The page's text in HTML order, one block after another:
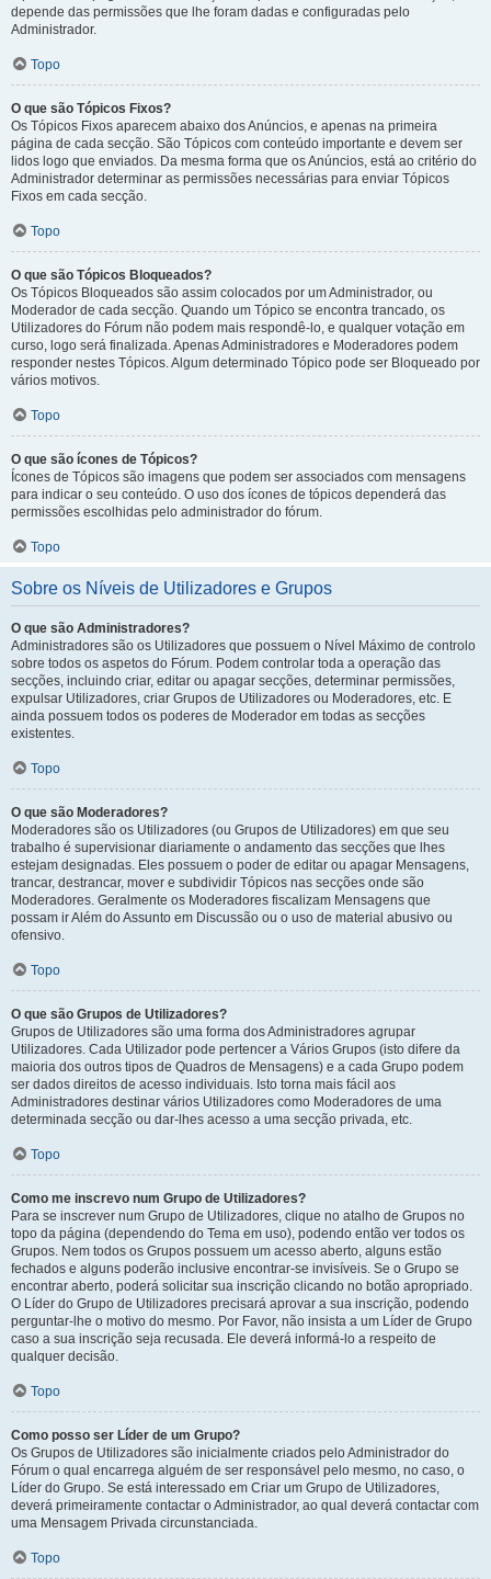
depende das permissões que lhe foram dadas e configuradas pelo
Administrador.
Topo
O que são Tópicos Fixos?
Os Tópicos Fixos aparecem abaixo dos Anúncios, e apenas na primeira
página de cada secção. São Tópicos com conteúdo importante e devem ser
lidos logo que enviados. Da mesma forma que os Anúncios, está ao critério do
Administrador determinar as permissões necessárias para enviar Tópicos
Fixos em cada secção.
Topo
O que são Tópicos Bloqueados?
Os Tópicos Bloqueados são assim colocados por um Administrador, ou
Moderador de cada secção. Quando um Tópico se encontra trancado, os
Utilizadores do Fórum não podem mais respondê-lo, e qualquer votação em
curso, logo será finalizada. Apenas Administradores e Moderadores podem
responder nestes Tópicos. Algum determinado Tópico pode ser Bloqueado por
vários motivos.
Topo
O que são ícones de Tópicos?
Ícones de Tópicos são imagens que podem ser associados com mensagens
para indicar o seu conteúdo. O uso dos ícones de tópicos dependerá das
permissões escolhidas pelo administrador do fórum.
Topo
Sobre os Níveis de Utilizadores e Grupos
O que são Administradores?
Administradores são os Utilizadores que possuem o Nível Máximo de controlo
sobre todos os aspetos do Fórum. Podem controlar toda a operação das
secções, incluindo criar, editar ou apagar secções, determinar permissões,
expulsar Utilizadores, criar Grupos de Utilizadores ou Moderadores, etc. E
ainda possuem todos os poderes de Moderador em todas as secções
existentes.
Topo
O que são Moderadores?
Moderadores são os Utilizadores (ou Grupos de Utilizadores) em que seu
trabalho é supervisionar diariamente o andamento das secções que lhes
estejam designadas. Eles possuem o poder de editar ou apagar Mensagens,
trancar, destrancar, mover e subdividir Tópicos nas secções onde são
Moderadores. Geralmente os Moderadores fiscalizam Mensagens que
possam ir Além do Assunto em Discussão ou o uso de material abusivo ou
ofensivo.
Topo
O que são Grupos de Utilizadores?
Grupos de Utilizadores são uma forma dos Administradores agrupar
Utilizadores. Cada Utilizador pode pertencer a Vários Grupos (isto difere da
maioria dos outros tipos de Quadros de Mensagens) e a cada Grupo podem
ser dados direitos de acesso individuais. Isto torna mais fácil aos
Administradores destinar vários Utilizadores como Moderadores de uma
determinada secção ou dar-lhes acesso a uma secção privada, etc.
Topo
Como me inscrevo num Grupo de Utilizadores?
Para se inscrever num Grupo de Utilizadores, clique no atalho de Grupos no
topo da página (dependendo do Tema em uso), podendo então ver todos os
Grupos. Nem todos os Grupos possuem um acesso aberto, alguns estão
fechados e alguns poderão inclusive encontrar-se invisíveis. Se o Grupo se
encontrar aberto, poderá solicitar sua inscrição clicando no botão apropriado.
O Líder do Grupo de Utilizadores precisará aprovar a sua inscrição, podendo
perguntar-lhe o motivo do mesmo. Por Favor, não insista a um Líder de Grupo
caso a sua inscrição seja recusada. Ele deverá informá-lo a respeito de
qualquer decisão.
Topo
Como posso ser Líder de um Grupo?
Os Grupos de Utilizadores são inicialmente criados pelo Administrador do
Fórum o qual encarrega alguém de ser responsável pelo mesmo, no caso, o
Líder do Grupo. Se está interessado em Criar um Grupo de Utilizadores,
deverá primeiramente contactar o Administrador, ao qual deverá contactar com
uma Mensagem Privada circunstanciada.
Topo